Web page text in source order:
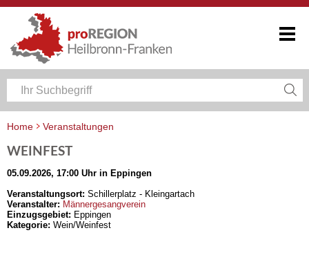
Home
Veranstaltungen
WEINFEST
05.09.2026, 17:00 Uhr in Eppingen
Veranstaltungsort: Schillerplatz - Kleingartach
Veranstalter: Männergesangverein
Einzugsgebiet: Eppingen
Kategorie: Wein/Weinfest